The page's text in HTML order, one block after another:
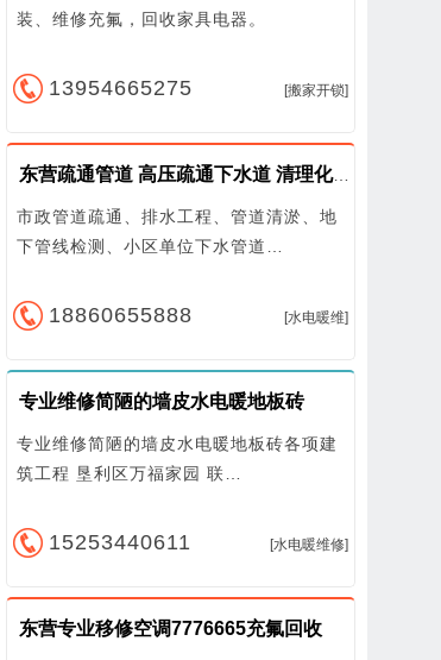
装、维修充氟，回收家具电器。
13954665275 [搬家开锁]
东营疏通管道 高压疏通下水道 清理化粪池
市政管道疏通、排水工程、管道清淤、地
下管线检测、小区单位下水管道…
18860655888 [水电暖维]
专业维修简陋的墙皮水电暖地板砖
专业维修简陋的墙皮水电暖地板砖各项建
筑工程 垦利区万福家园 联…
15253440611 [水电暖维修]
东营专业移修空调7776665充氟回收